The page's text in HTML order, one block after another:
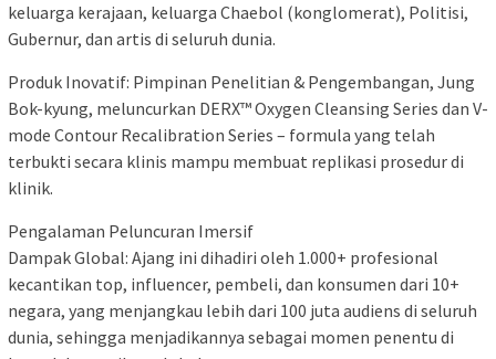
keluarga kerajaan, keluarga Chaebol (konglomerat), Politisi,
Gubernur, dan artis di seluruh dunia.
Produk Inovatif: Pimpinan Penelitian & Pengembangan, Jung
Bok-kyung, meluncurkan DERX™ Oxygen Cleansing Series dan V-
mode Contour Recalibration Series – formula yang telah
terbukti secara klinis mampu membuat replikasi prosedur di
klinik.
Pengalaman Peluncuran Imersif
Dampak Global: Ajang ini dihadiri oleh 1.000+ profesional
kecantikan top, influencer, pembeli, dan konsumen dari 10+
negara, yang menjangkau lebih dari 100 juta audiens di seluruh
dunia, sehingga menjadikannya sebagai momen penentu di